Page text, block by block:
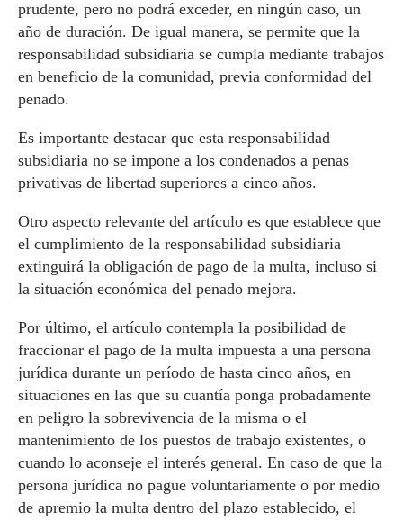
prudente, pero no podrá exceder, en ningún caso, un
año de duración. De igual manera, se permite que la
responsabilidad subsidiaria se cumpla mediante trabajos
en beneficio de la comunidad, previa conformidad del
penado.
Es importante destacar que esta responsabilidad
subsidiaria no se impone a los condenados a penas
privativas de libertad superiores a cinco años.
Otro aspecto relevante del artículo es que establece que
el cumplimiento de la responsabilidad subsidiaria
extinguirá la obligación de pago de la multa, incluso si
la situación económica del penado mejora.
Por último, el artículo contempla la posibilidad de
fraccionar el pago de la multa impuesta a una persona
jurídica durante un período de hasta cinco años, en
situaciones en las que su cuantía ponga probadamente
en peligro la sobrevivencia de la misma o el
mantenimiento de los puestos de trabajo existentes, o
cuando lo aconseje el interés general. En caso de que la
persona jurídica no pague voluntariamente o por medio
de apremio la multa dentro del plazo establecido, el